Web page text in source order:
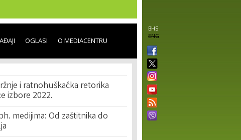
BHS
ENG
OGLASI O MEDIACENTRU
i ratnohuškačka retorika
izbore 2022.
medijima: Od zaštitnika do